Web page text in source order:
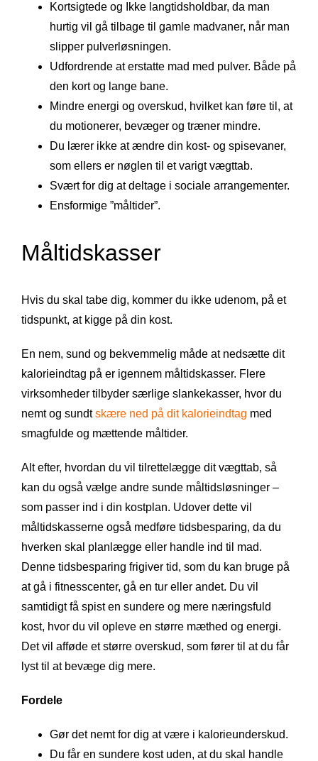
Kortsigtede og Ikke langtidsholdbar, da man
hurtig vil gå tilbage til gamle madvaner, når man
slipper pulverløsningen.
Udfordrende at erstatte mad med pulver. Både på
den kort og lange bane.
Mindre energi og overskud, hvilket kan føre til, at
du motionerer, bevæger og træner mindre.
Du lærer ikke at ændre din kost- og spisevaner,
som ellers er nøglen til et varigt vægttab.
Svært for dig at deltage i sociale arrangementer.
Ensformige ”måltider”.
Måltidskasser
Hvis du skal tabe dig, kommer du ikke udenom, på et
tidspunkt, at kigge på din kost.
En nem, sund og bekvemmelig måde at nedsætte dit
kalorieindtag på er igennem måltidskasser. Flere
virksomheder tilbyder særlige slankekasser, hvor du
nemt og sundtskære ned på dit kalorieindtag med
smagfulde og mættende måltider.
Alt efter, hvordan du vil tilrettelægge dit vægttab, så
kan du også vælge andre sunde måltidsløsninger –
som passer ind i din kostplan. Udover dette vil
måltidskasserne også medføre tidsbesparing, da du
hverken skal planlægge eller handle ind til mad.
Denne tidsbesparing frigiver tid, som du kan bruge på
at gå i fitnesscenter, gå en tur eller andet. Du vil
samtidigt få spist en sundere og mere næringsfuld
kost, hvor du vil opleve en større mæthed og energi.
Det vil afføde et større overskud, som fører til at du får
lyst til at bevæge dig mere.
Fordele
Gør det nemt for dig at være i kalorieunderskud.
Du får en sundere kost uden, at du skal handle